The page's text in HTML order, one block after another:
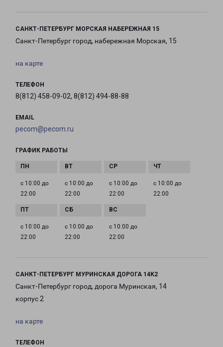
САНКТ-ПЕТЕРБУРГ МОРСКАЯ НАБЕРЕЖНАЯ 15
Санкт-Петербург город, набережная Морская, 15
на карте
ТЕЛЕФОН
8(812) 458-09-02, 8(812) 494-88-88
EMAIL
pecom@pecom.ru
ГРАФИК РАБОТЫ
с 10:00 до
22:00
с 10:00 до
22:00
с 10:00 до
22:00
с 10:00 до
22:00
с 10:00 до
22:00
с 10:00 до
22:00
с 10:00 до
22:00
САНКТ-ПЕТЕРБУРГ МУРИНСКАЯ ДОРОГА 14К2
Санкт-Петербург город, дорога Муринская, 14
корпус 2
на карте
ТЕЛЕФОН